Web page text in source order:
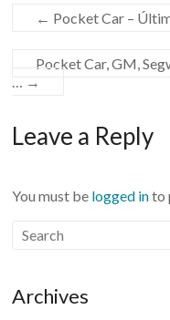
← Pocket Car –
Pocket Car, GM,
→
Leave a Reply
You must be logged into
Archives